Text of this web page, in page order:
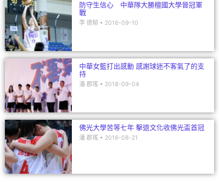
防守生信心 中華隊大勝檀國大學晉冠軍
戰
李 德郁 2016-09-10
中華女籃打出感動 感謝球迷不客氣了的支
持
潘 郡瑤 2018-09-04
佛光大學苦等七年 擊退文化收佛光盃首冠
潘 郡瑤 2016-08-21